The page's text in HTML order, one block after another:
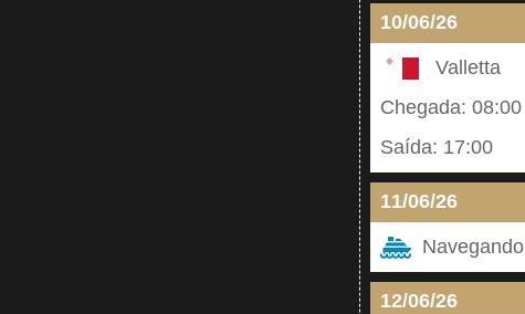
10/06/26
Valletta
Chegada: 08:00
Saída: 17:00
11/06/26
Navegando
12/06/26